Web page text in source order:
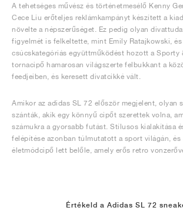
A tehetséges művész és történetmesélő Kenny
Cece Liu erőteljes reklámkampányt készített a
növelte a népszerűséget. Ez pedig olyan
figyelmét is felkeltette, mint Emily Ratajkowski,
csúcskategóriás együttműködést hozott a Sporty
tornacipő hamarosan világszerte felbukkant a
feedjeiben, és keresett divatcikké vált.
Amikor az adidas SL 72 először megjelent, olyan
szánták, akik egy könnyű cipőt szerettek volna,
számukra a gyorsabb futást. Stílusos kialakítása
felépítése azonban túlmutatott a sport világán, és
életmódcipő lett belőle, amely erős retro
Értékeld a Adidas SL 72